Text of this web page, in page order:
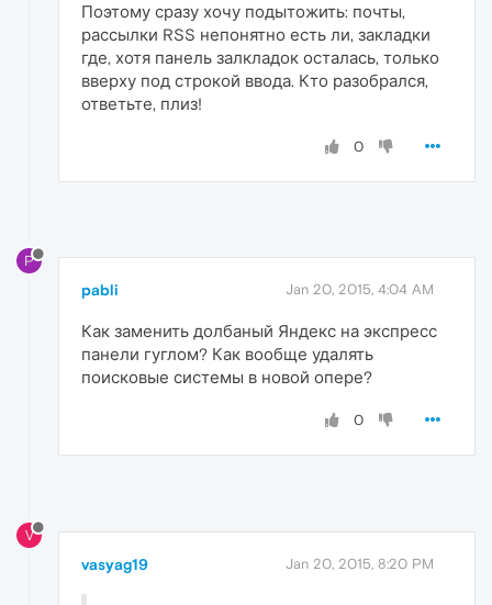
Поэтому сразу хочу подытожить: почты,
рассылки RSS непонятно есть ли, закладки
где, хотя панель залкладок осталась, только
вверху под строкой ввода. Кто разобрался,
ответьте, плиз!
0
P
pabli Jan 20, 2015, 4:04 AM
Как заменить долбаный Яндекс на экспресс
панели гуглом? Как вообще удалять
поисковые системы в новой опере?
0
V
vasyag19 Jan 20, 2015, 8:20 PM